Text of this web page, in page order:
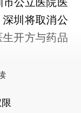
圳将取消公
开方与药品